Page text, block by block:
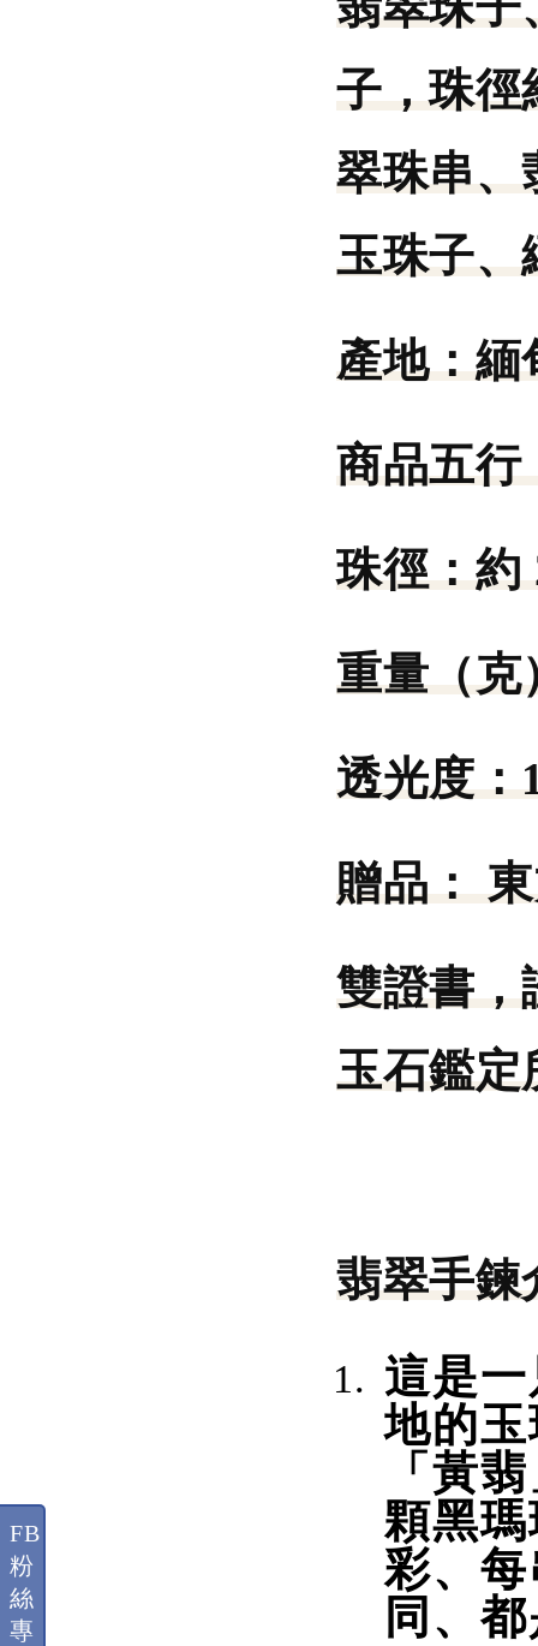
子，珠徑
翠珠串、
玉珠子
產地： 緬
商品五行
珠徑： 約
重量（克
透光度：
贈品：
雙證書，
玉石鑑定
翡翠手鍊
這是
地的
「黃
顆黑
彩、
同、
FB
粉
絲
專